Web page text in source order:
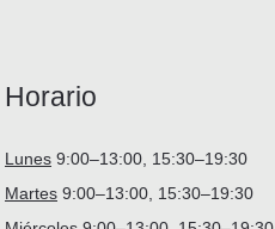
Horario
Lunes 9:00–13:00, 15:30–19:30
Martes 9:00–13:00, 15:30–19:30